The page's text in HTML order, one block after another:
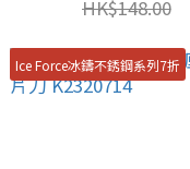
HK$148.00
Ice Force冰鑄不銹鋼系列7折